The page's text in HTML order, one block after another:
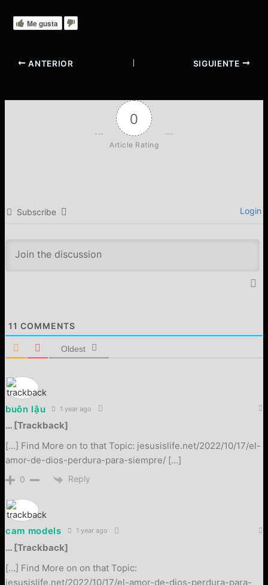
Me gusta
ANTERIOR SIGUIENTE
0
Article Rating
Subscribe Login
11 COMMENTS
Oldest
buôn lậu 1 year ago
… [Trackback]
[…] Find More on to that Topic: jesusislife.net/2022/10/17/el-
amor-de-dios-perdura-para-siempre/ […]
0 Reply
cam models 1 year ago
… [Trackback]
[…] Find More on on that Topic:
jesusislife.net/2022/10/17/el-amor-de-dios-perdura-para-